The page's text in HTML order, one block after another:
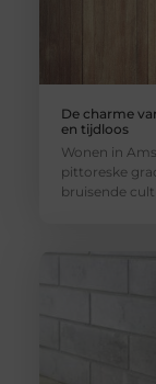
De charme
en tijdloos
Wonen in
pittoreske
bruisende